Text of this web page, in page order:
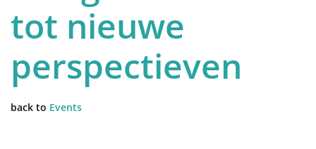
QUALITY OF LIFE
screeningsstrategie gekozen worden. Het is daarom
belangrijk om deze risico- en genetische factoren te
tot nieuwe
perspectieven
back to Events